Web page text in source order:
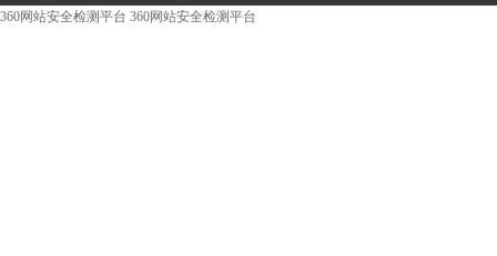
360网站安全检测平台 360网站安全检测平台